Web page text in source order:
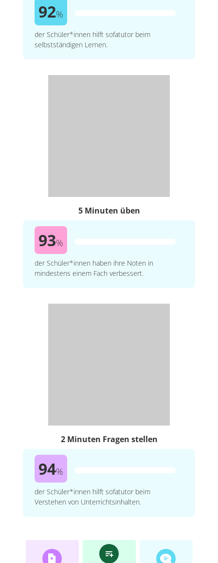
92%
der Schüler*innen hilft sofatutor beim
selbstständigen Lernen.
5 Minuten üben
93%
der Schüler*innen haben ihre Noten in
mindestens einem Fach verbessert.
2 Minuten Fragen stellen
94%
der Schüler*innen hilft sofatutor beim
Verstehen von Unterrichtsinhalten.